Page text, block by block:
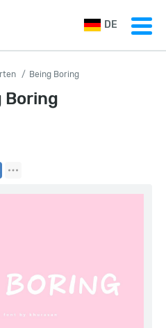
DE
Being Boring
Boring